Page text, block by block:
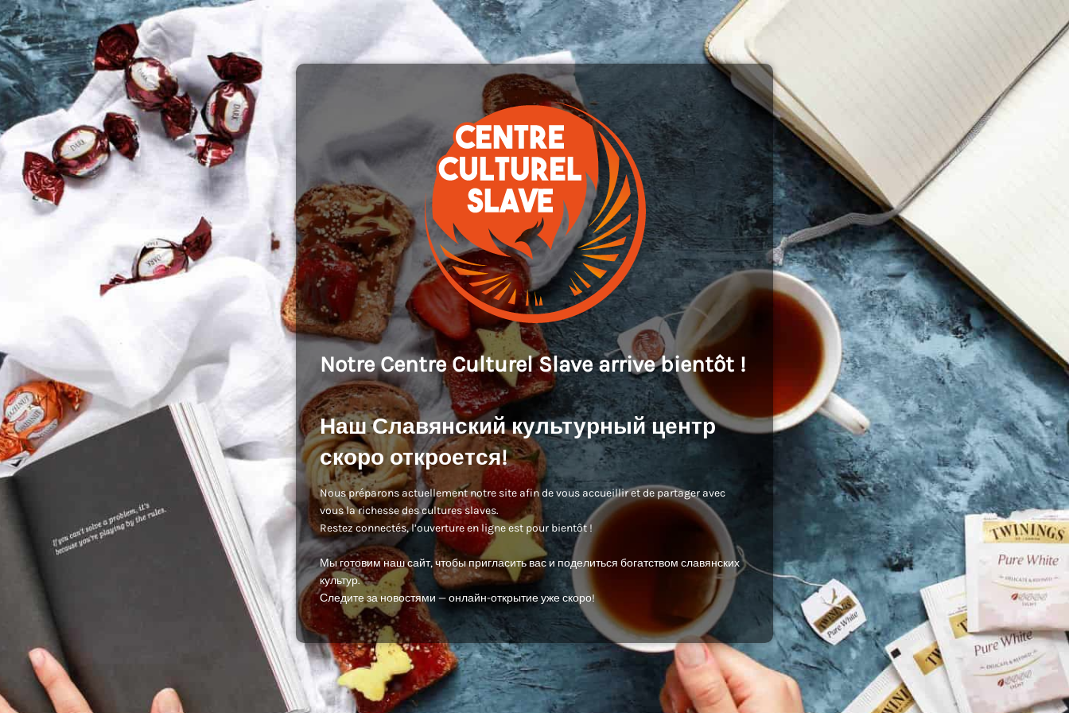
Notre Centre Culturel Slave arrive bientôt !
Наш Славянский культурный центр
скоро откроется!
Nous préparons actuellement notre site afin de vous accueillir et de partager avec
vous la richesse des cultures slaves.
Restez connectés, l’ouverture en ligne est pour bientôt !
Мы готовим наш сайт, чтобы пригласить вас и поделиться богатством славянских
культур.
Следите за новостями — онлайн-открытие уже скоро!